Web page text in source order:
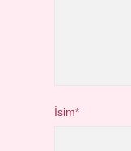
İsim*